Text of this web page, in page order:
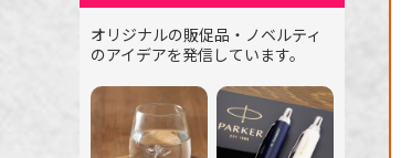
オリジナルの販促品・ノベルティ
のアイデアを発信しています。